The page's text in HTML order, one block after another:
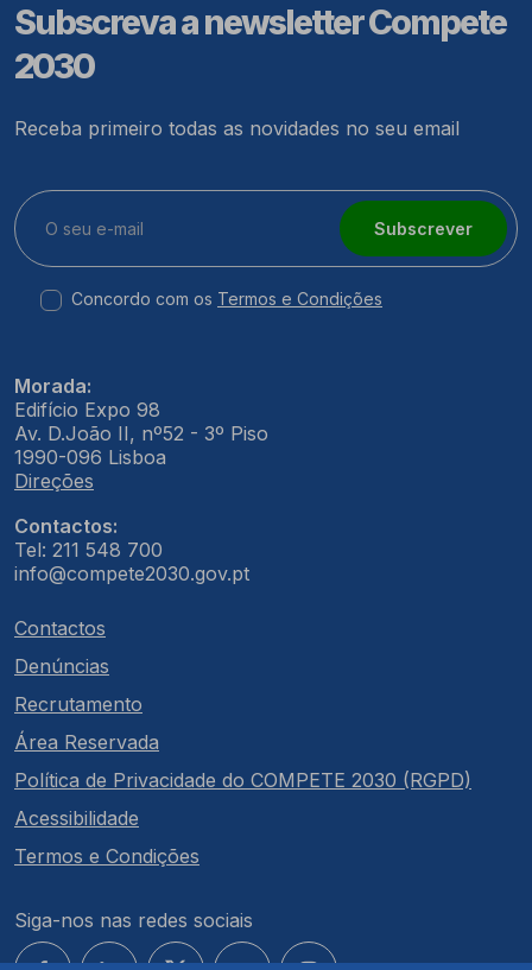
Subscreva a newsletter Compete
2030
Receba primeiro todas as novidades no seu email
Subscrever
Concordo com os Termos e Condições
Morada:
Edifício Expo 98
Av. D.João II, nº52 - 3º Piso
1990-096 Lisboa
Direções
Contactos:
Tel: 211 548 700
info@compete2030.gov.pt
Contactos
Denúncias
Recrutamento
Área Reservada
Política de Privacidade do COMPETE 2030 (RGPD)
Acessibilidade
Termos e Condições
Siga-nos nas redes sociais